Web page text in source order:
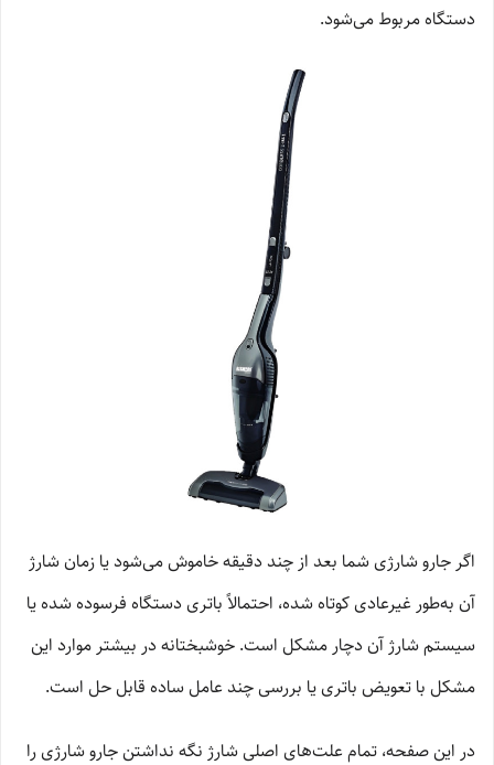
دستگاه مربوط می‌شود.
اگر جارو شارژی شما بعد از چند دقیقه خاموش می‌شود یا زمان شارژ
آن به‌طور غیرعادی کوتاه شده، احتمالاً باتری دستگاه فرسوده شده یا
سیستم شارژ آن دچار مشکل است. خوشبختانه در بیشتر موارد این
مشکل با تعویض باتری یا بررسی چند عامل ساده قابل حل است.
در این صفحه، تمام علت‌های اصلی شارژ نگه نداشتن جارو شارژی را